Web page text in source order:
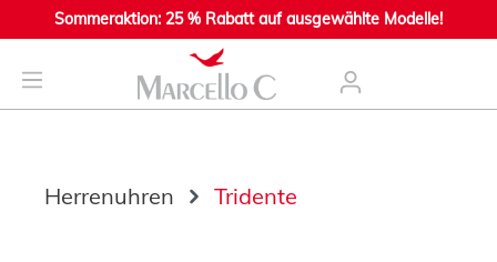
springen
Sommeraktion: 25 % Rabatt auf ausgewählte Modelle!
Herrenuhren Tridente